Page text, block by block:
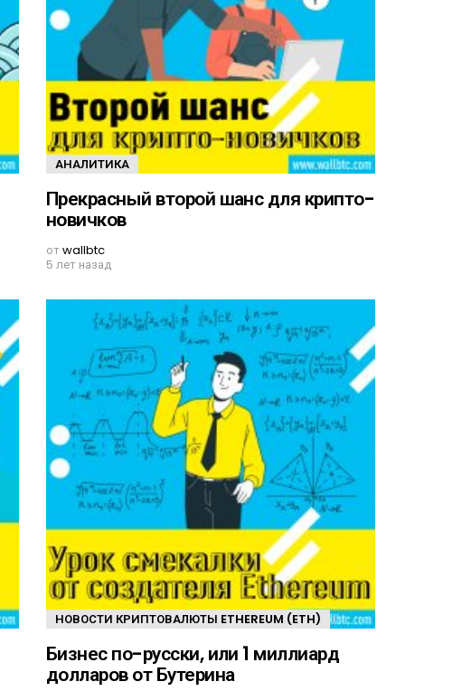
АНАЛИТИКА
Прекрасный второй шанс для крипто-
новичков
отwallbtc
5 лет назад
НОВОСТИ КРИПТОВАЛЮТЫ ETHEREUM (ETH)
Бизнес по-русски, или 1 миллиард
долларов от Бутерина